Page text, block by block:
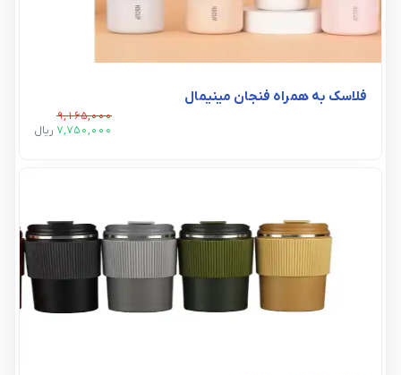
فلاسک به همراه فنجان مینیمال
9,165,000
7,750,000 ريال